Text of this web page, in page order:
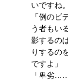
いですね
「例のビ
う者もい
影するの
りするの
ですよ」
「卑劣